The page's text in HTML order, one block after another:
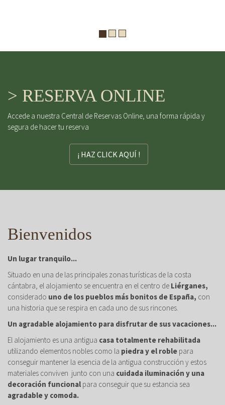
> RESERVA ONLINE
Accede a nuestra Central de Reservas Online, una forma rápida y
segura de hacer tu reserva
¡ HAZ CLICK AQUÍ !
Bienvenidos
Un lugar tranquilo...
Situado en una de las principales zonas turísticas de la costa
cántabra, el alojamiento se encuentra en el centro de Liérganes,
considerado uno de los pueblos más bonitos de España, con
una historia que se respira en cada uno de sus rincones.
Un agradable alojamiento para disfrutar de sus vacaciones...
El alojamiento es una antigua casa totalmente rehabilitada
utilizando elementos nobles como la piedra y el roble para
conseguir mantener la esencia de la antigua construcción y estos
materiales conviven junto con una cuidada iluminación y una
decoración funcional para conseguir que su estancia sea
agradable y comoda.